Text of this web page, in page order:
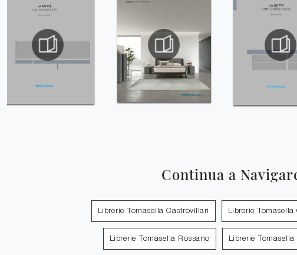
Continua a
Librerie Tomasella Castrovillari Librerie
Librerie Tomasella Rossano Librerie